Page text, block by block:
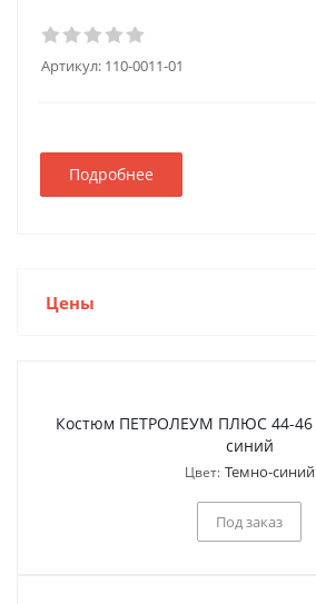
Артикул: 110-0011-01
Подробнее
Цены
Костюм ПЕТРОЛЕУМ ПЛЮС 44-46 / 158-164 Темно-
синий
Цвет: Темно-синий
Под заказ